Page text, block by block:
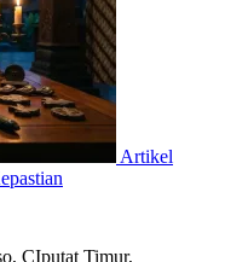
Artikel
CIputat Timur,